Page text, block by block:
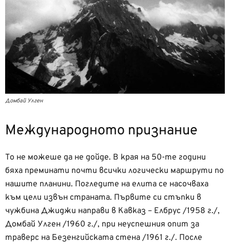
Домбай Улген
Международното признание
То не можеше да не дойде. В края на 50-те години
бяха преминати почти всички логически маршрути по
нашите планини. Погледите на елита се насочваха
към цели извън страната. Първите си стъпки в
чужбина Джиджи направи в Кавказ – Елбрус /1958 г./,
Домбай Улген /1960 г./, при неуспешния опит за
траверс на Безенгийската стена /1961 г./. После